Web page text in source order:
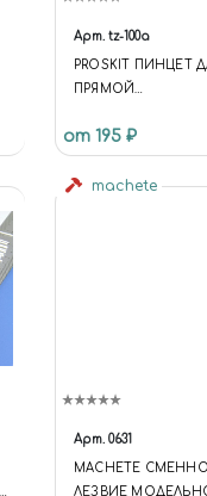
Арт. tz-100a
PROSKIT ПИНЦЕТ
ПРЯМОЙ
КИСЛОТО-
от 195 ₽
machete
Арт. 0631
MACHETE
ЛЕЗВИЕ